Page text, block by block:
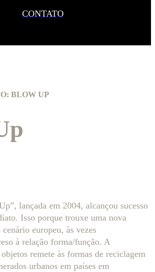
CONTATO
BLOW UP
lançada em 2004, alcançou sucesso
Isso porque trouxe uma nova
europeu, às vezes
à relação forma/função. A
remete às formas de reciclagem
urbanos em países em